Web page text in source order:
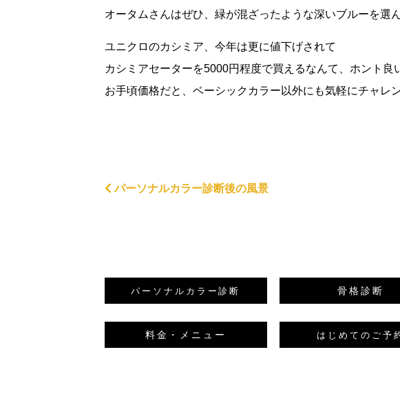
オータムさんはぜひ、緑が混ざったような深いブルーを選
ユニクロのカシミア、今年は更に値下げされて
カシミアセーターを5000円程度で買えるなんて、ホント良
お手頃価格だと、ベーシックカラー以外にも気軽にチャレ
パーソナルカラー診断後の風景
パーソナルカラー診断 骨格診断
料金・メニュー はじめてのご予